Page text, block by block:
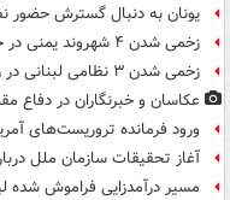
یونان به دنبال گسترش حضور
زخمی شدن ۴ شهروند یمنی در حمله مزدوران سعودی
زخمی شدن ۳ نظامی لبنانی در زوطر غربی
عکاسان و خبرنگاران در دفاع
ورود فرمانده تروریست‌های
آغاز تحقیقات سازمان ملل
مسیر درآمدزایی فراموش شده